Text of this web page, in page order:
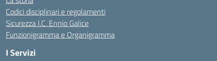
Codici disciplinari e regolamenti
Sicurezza I.C. Ennio Galice
Funzionigramma e Organigramma
I Servizi